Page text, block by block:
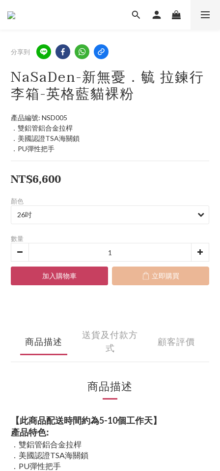
分享到
NaSaDen-新無憂．毓 拉鍊行
李箱-英格藍貓裸粉
產品編號: NSD005
．雙鋁管鋁合金拉桿
．美國認證TSA海關鎖
．PU彈性把手
NT$6,600
顏色
數量
加入購物車 立即購買
商品描述
送貨及付款方
式
顧客評價
商品描述
【此商品配送時間約為5-10個工作天】
產品特色:
．雙鋁管鋁合金拉桿
．美國認證TSA海關鎖
．PU彈性把手